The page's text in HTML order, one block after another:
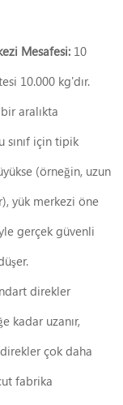
Mesafesi: 10
10.000 kg'dır.
aralıkta
sınıf için tipik
(örneğin, uzun
yük merkezi öne
gerçek güvenli
direkler
kadar uzanır,
çok daha
fabrika